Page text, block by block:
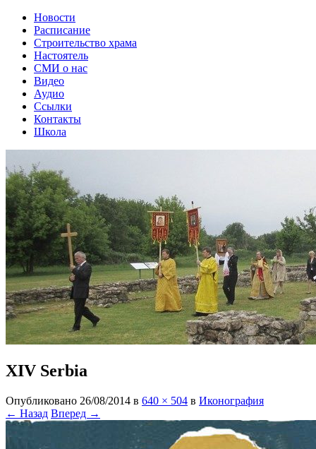
Новости
Расписание
Строительство храма
Настоятель
СМИ о нас
Видео
Аудио
Ссылки
Контакты
Школа
XIV Serbia
Опубликовано 26/08/2014 в 640 × 504 в Иконография
← Назад Вперед →